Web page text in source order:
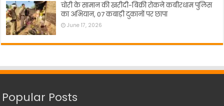
चोरी के सामान की खरीदी-बिक्री रोकने कबीरधाम पुलिस
का अभियान, 07 कबाड़ी दुकानों पर छापा
June 17, 2026
Popular Posts